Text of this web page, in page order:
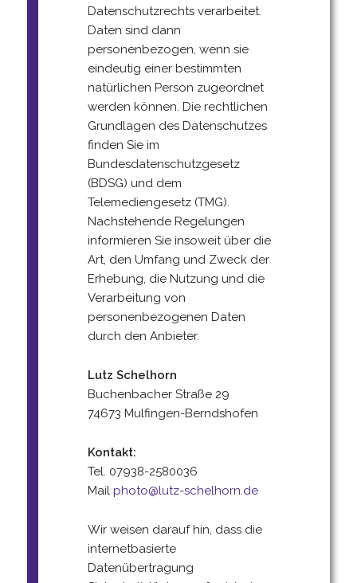
Datenschutzrechts verarbeitet.
Daten sind dann
personenbezogen, wenn sie
eindeutig einer bestimmten
natürlichen Person zugeordnet
werden können. Die rechtlichen
Grundlagen des Datenschutzes
finden Sie im
Bundesdatenschutzgesetz
(BDSG) und dem
Telemediengesetz (TMG).
Nachstehende Regelungen
informieren Sie insoweit über die
Art, den Umfang und Zweck der
Erhebung, die Nutzung und die
Verarbeitung von
personenbezogenen Daten
durch den Anbieter.
Lutz Schelhorn
Buchenbacher Straße 29
74673 Mulfingen-Berndshofen
Kontakt:
Tel. 07938-2580036
Mail photo@lutz-schelhorn.de
Wir weisen darauf hin, dass die
internetbasierte
Datenübertragung